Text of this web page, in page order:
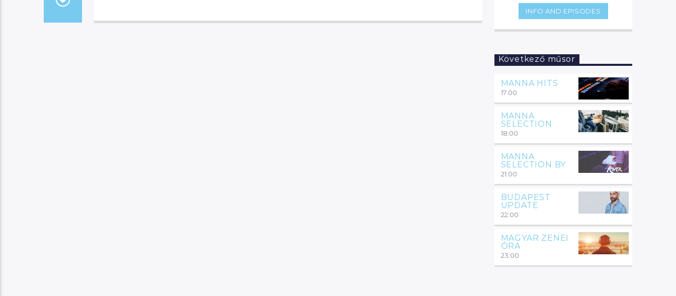
toplistás dalokkal, lounge zenével,
és party klasszikusokkal. Itt mindig
olyat, amit eddig nem is tudtál…
INFO AND EPISODES
Következő műsor
MANNA HITS
17:00
MANNA
SELECTION
18:00
MANNA
SELECTION BY
21:00
BUDAPEST
UPDATE
22:00
MAGYAR ZENEI
ÓRA
23:00